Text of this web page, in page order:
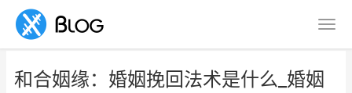
和合姻缘：婚姻挽回法术是什么_婚姻